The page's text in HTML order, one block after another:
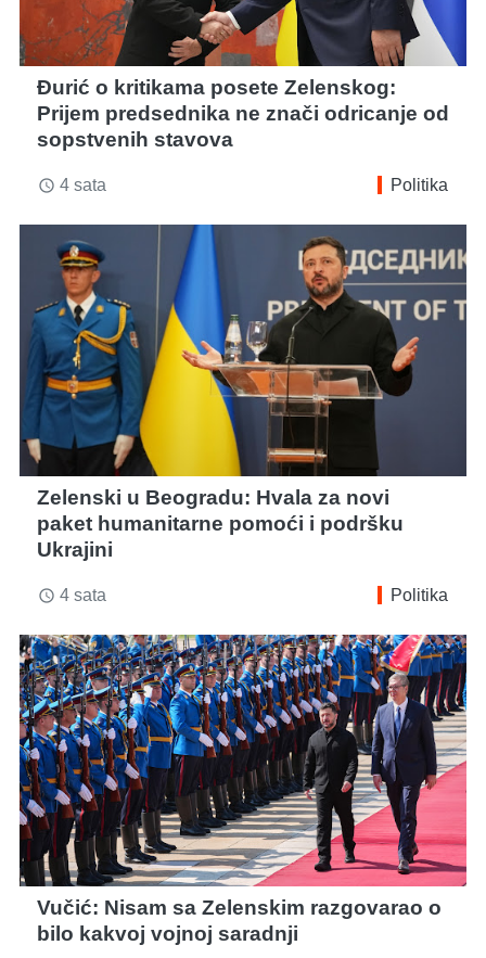
Đurić o kritikama posete Zelenskog:
Prijem predsednika ne znači odricanje od
sopstvenih stavova
access_time 4 sata Politika
Zelenski u Beogradu: Hvala za novi
paket humanitarne pomoći i podršku
Ukrajini
access_time 4 sata Politika
Vučić: Nisam sa Zelenskim razgovarao o
bilo kakvoj vojnoj saradnji